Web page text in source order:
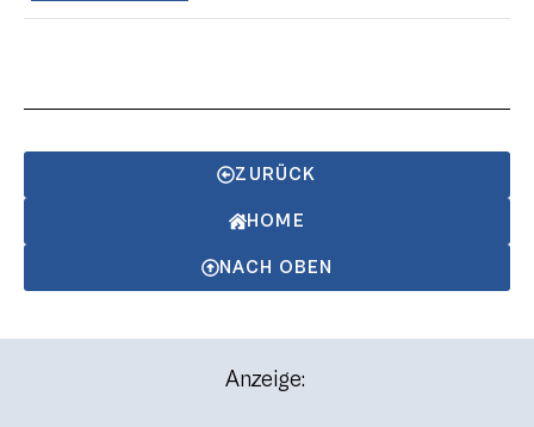
ZURÜCK
HOME
NACH OBEN
Anzeige: